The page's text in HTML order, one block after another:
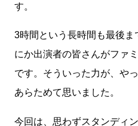
す。
3時間という長時間も最後
にか出演者の皆さんがファ
です。そういった力が、や
あらためて思いました。
今回は、思わずスタンディ